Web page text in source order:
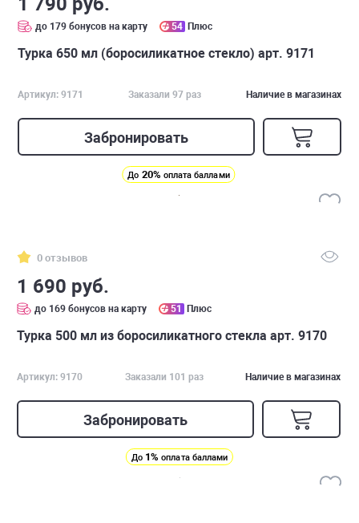
до 179 бонусов на карту 54 Плюс
Турка 650 мл (боросиликатное стекло) арт. 9171
Артикул: 9171 Заказали 97 раз Наличие в магазинах
Забронировать
До 20% оплата баллами
0 отзывов
1 690 руб.
до 169 бонусов на карту 51 Плюс
Турка 500 мл из боросиликатного стекла арт. 9170
Артикул: 9170 Заказали 101 раз Наличие в магазинах
Забронировать
До 1% оплата баллами